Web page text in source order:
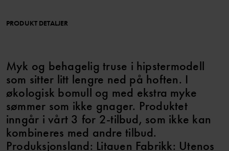
PRODUKT DETALJER
Myk og behagelig truse i hipstermodell
som sitter litt lengre ned på hoften. I
økologisk bomull og med ekstra myke
sømmer som ikke gnager. Produktet
inngår i vårt 3 for 2-tilbud, som ikke kan
kombineres med andre tilbud.
Produksjonsland: Litauen Fabrikk: Utenos